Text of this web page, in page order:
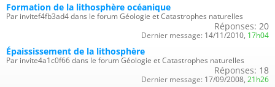
Formation de la lithosphère océanique
Par invitef4fb3ad4 dans le forum Géologie et Catastrophes naturelles
Réponses: 20
Dernier message: 14/11/2010, 17h04
Épaississement de la lithosphère
Par invite4a1c0f66 dans le forum Géologie et Catastrophes naturelles
Réponses: 18
Dernier message: 17/09/2008, 21h26